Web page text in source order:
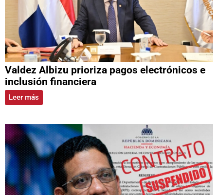
Valdez Albizu prioriza pagos electrónicos e
inclusión financiera
Leer más